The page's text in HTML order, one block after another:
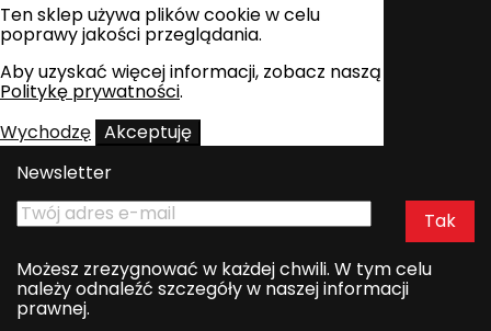
Ten sklep używa plików cookie w celu
poprawy jakości przeglądania.
Aby uzyskać więcej informacji, zobacz naszą
Politykę prywatności.
Wychodzę Akceptuję
Newsletter
Możesz zrezygnować w każdej chwili. W tym celu
należy odnaleźć szczegóły w naszej informacji
prawnej.